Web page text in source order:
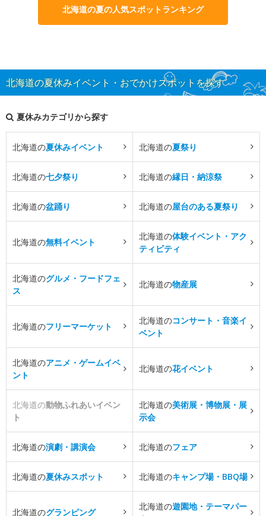
北海道の夏の人気スポットランキング
北海道の夏休みイベント・おでかけスポットを探す
夏休みカテゴリから探す
北海道の夏休みイベント 北海道の夏祭り
北海道の七夕祭り 北海道の縁日・納涼祭
北海道の盆踊り 北海道の屋台のある夏祭り
北海道の無料イベント
北海道の体験イベント・アク
ティビティ
北海道のグルメ・フードフェ
ス
北海道の物産展
北海道のフリーマーケット
北海道のコンサート・音楽イ
ベント
北海道のアニメ・ゲームイベ
ント
北海道の花イベント
北海道の動物ふれあいイベン
ト
北海道の美術展・博物展・展
示会
北海道の演劇・講演会 北海道のフェア
北海道の夏休みスポット 北海道のキャンプ場・BBQ場
北海道のグランピング
北海道の遊園地・テーマパー